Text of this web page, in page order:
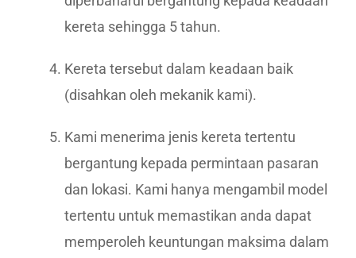
kereta sehingga 5 tahun.
Kereta tersebut dalam keadaan baik
(disahkan oleh mekanik kami).
Kami menerima jenis kereta tertentu
bergantung kepada permintaan pasaran
dan lokasi. Kami hanya mengambil model
tertentu untuk memastikan anda dapat
memperoleh keuntungan maksima dalam